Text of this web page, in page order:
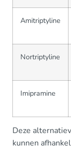
Amitriptyline
Nortriptyline
Imipramine
Deze
kunnen